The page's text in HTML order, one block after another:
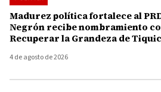
Madurez política fortalece al
Negrón recibe nombramiento
Recuperar la Grandeza de
4 de agosto de 2026